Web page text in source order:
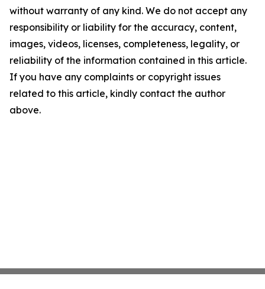
without warranty of any kind. We do not accept any
responsibility or liability for the accuracy, content,
images, videos, licenses, completeness, legality, or
reliability of the information contained in this article.
If you have any complaints or copyright issues
related to this article, kindly contact the author
above.